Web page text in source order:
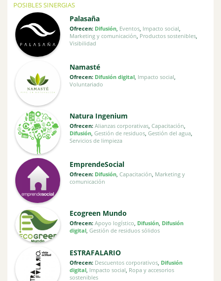
POSIBLES SINERGIAS
Palasaña
Ofrecen: Difusión, Eventos, Impacto social
Marketing y comunicación Productos sostenibles,
Visibilidad
Namasté
Ofrecen: Difusión digital, Impacto social,
Voluntariado
Natura Ingenium
Ofrecen: Alianzas corporativas, Capacitación
Difusión, Gestión de residuos, Gestión del agua,
Servicios de limpieza
EmprendeSocial
Ofrecen: Difusión, Capacitación, Marketing y
comunicación
Ecogreen Mundo
Ofrecen: Apoyo logístico Difusión, Difusión
digital, Gestión de residuos sólidos
ESTRAFALARIO
Ofrecen: Descuentos corporativos, Difusión
digital, Impacto social, Ropa y accesorios
sostenibles